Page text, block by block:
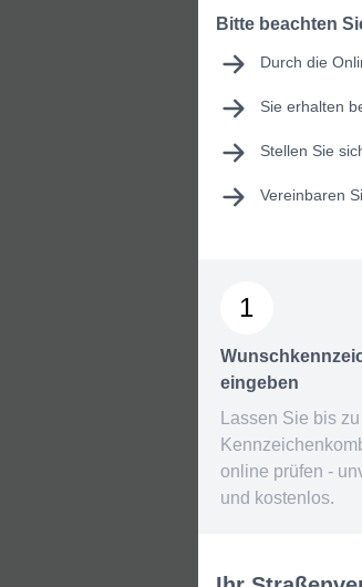
Bitte beachten
Durch die
Sie erhalten
Stellen Sie
Vereinbaren
1
eingeben
Lassen Sie bis
online prüfen -
und kostenlos.